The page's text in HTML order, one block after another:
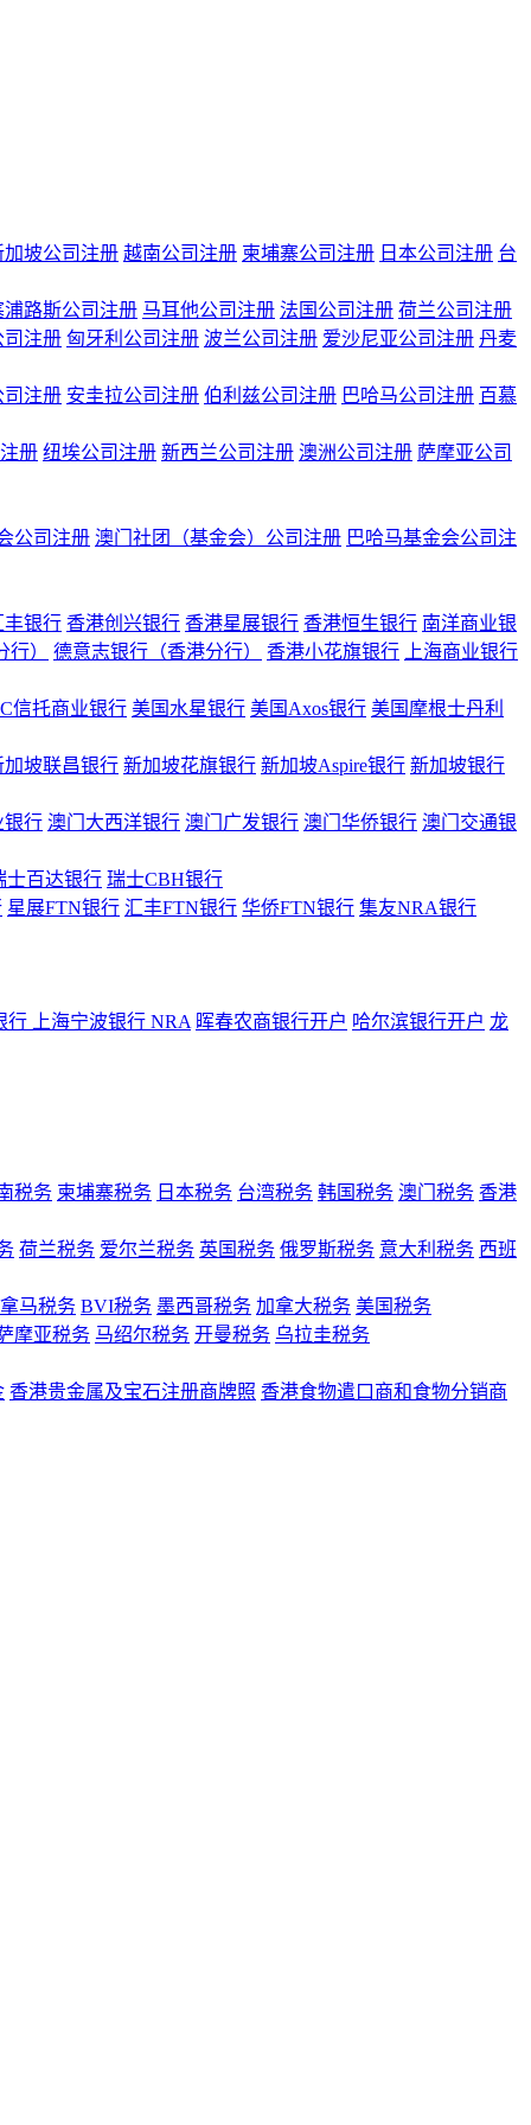
加坡公司注册 越南公司注册 柬埔寨公司注册 日本公司注册 台
浦路斯公司注册 马耳他公司注册 法国公司注册 荷兰公司注册
司注册 匈牙利公司注册 波兰公司注册 爱沙尼亚公司注册 丹麦
司注册 安圭拉公司注册 伯利兹公司注册 巴哈马公司注册 百慕
册 纽埃公司注册 新西兰公司注册 澳洲公司注册 萨摩亚公司
公司注册 澳门社团（基金会）公司注册 巴哈马基金会公司注
丰银行 香港创兴银行 香港星展银行 香港恒生银行 南洋商业银
）
德意志银行（香港分行） 香港小花旗银行 上海商业银行
信托商业银行 美国水星银行 美国Axos银行 美国摩根士丹利
加坡联昌银行 新加坡花旗银行 新加坡Aspire银行 新加坡银行
银行 澳门大西洋银行 澳门广发银行 澳门华侨银行 澳门交通银
士百达银行 瑞士CBH银行
星展FTN银行 汇丰FTN银行 华侨FTN银行 集友NRA银行
行 上海宁波银行 NRA 晖春农商银行开户 哈尔滨银行开户 龙
税务 柬埔寨税务 日本税务 台湾税务 韩国税务 澳门税务 香港
荷兰税务 爱尔兰税务 英国税务 俄罗斯税务 意大利税务 西班
马税务 BVI税务 墨西哥税务 加拿大税务 美国税务
摩亚税务 马绍尔税务 开曼税务 乌拉圭税务
香港贵金属及宝石注册商牌照 香港食物遣口商和食物分销商